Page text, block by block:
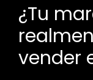
¿Tu
vender